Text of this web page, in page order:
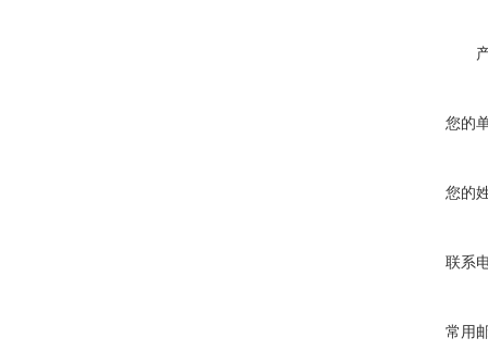
您的
您的
联系
常用